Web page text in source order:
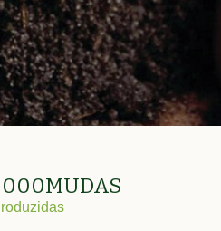
MUDAS